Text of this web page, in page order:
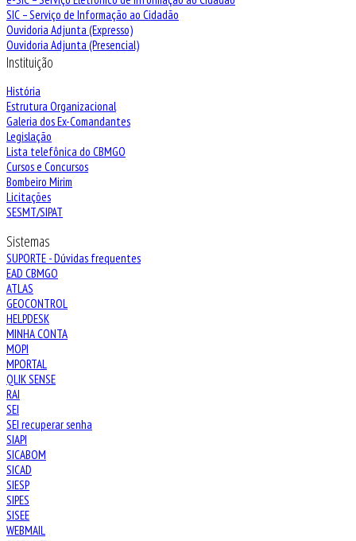
SIC – Serviço de Informação ao Cidadão
Ouvidoria Adjunta (Expresso)
Ouvidoria Adjunta (Presencial)
Instituição
História
Estrutura Organizacional
Galeria dos Ex-Comandantes
Legislação
Lista telefônica do CBMGO
Cursos e Concursos
Bombeiro Mirim
Licitações
SESMT/SIPAT
Sistemas
SUPORTE - Dúvidas frequentes
EAD CBMGO
ATLAS
GEOCONTROL
HELPDESK
MINHA CONTA
MOPI
MPORTAL
QLIK SENSE
RAI
SEI
SEI recuperar senha
SIAPI
SICABOM
SICAD
SIESP
SIPES
SISEE
WEBMAIL